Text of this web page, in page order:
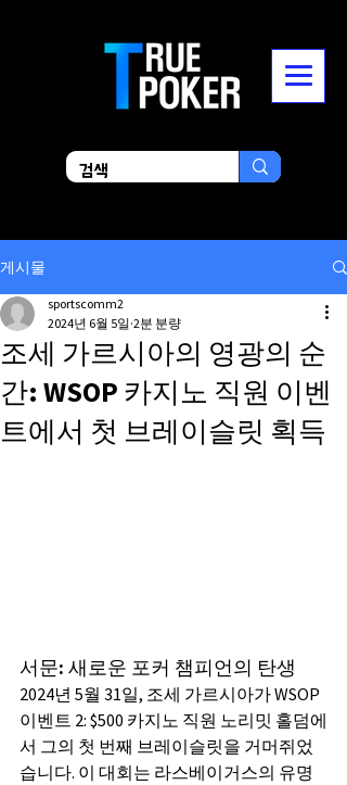
게시물
조세 가르시아의 영광의 순
간: WSOP 카지노 직원 이벤
트에서 첫 브레이슬릿 획득
sportscomm2
2024년 6월 5일 2분 분량
서문: 새로운 포커 챔피언의 탄생
2024년 5월 31일, 조세 가르시아가 WSOP
이벤트 2: $500 카지노 직원 노리밋 홀덤에
서 그의 첫 번째 브레이슬릿을 거머쥐었
습니다. 이 대회는 라스베이거스의 유명